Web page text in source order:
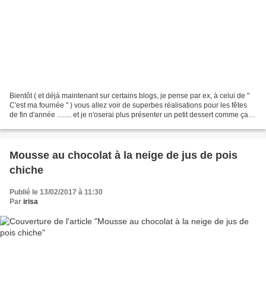
Bientôt ( et déjà maintenant sur certains blogs, je pense par ex, à celui de "
C'est ma fournée " ) vous allez voir de superbes réalisations pour les fêtes
de fin d'année ........ et je n'oserai plus présenter un petit dessert comme ça,
Mousse au chocolat à la neige de jus de pois
chiche
Publié le 13/02/2017 à 11:30
Par irisa